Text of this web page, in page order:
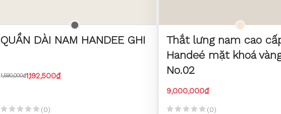
QUẦN DÀI NAM HANDEE GHI
1,590,000₫1,192,500₫
(0)
Thắt lưng nam cao
Handeé mặt khoá
No.02
9,000,000₫
(0)